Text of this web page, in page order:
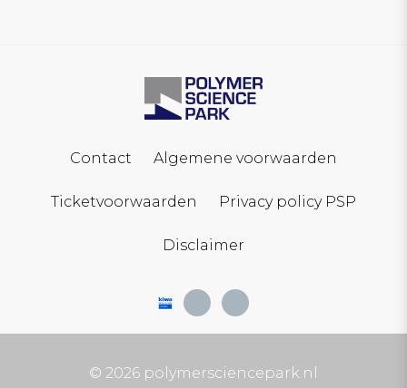
Contact Algemene voorwaarden
Ticketvoorwaarden Privacy policy PSP
Disclaimer
© 2026 polymersciencepark.nl